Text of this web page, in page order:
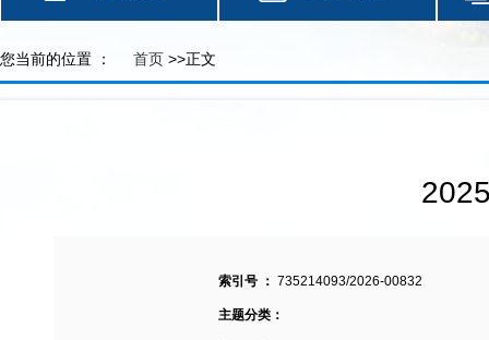
您当前的位置 ： 首页 >>正文
索引号 ： 735214093/2026-00832
主题分类：